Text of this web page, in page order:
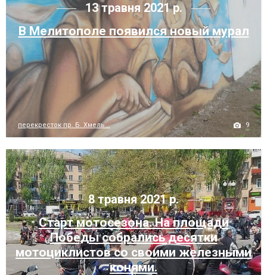
13 травня 2021 р.
В Мелитополе появился новый мурал
перекресток пр. Б. Хмель... 9
8 травня 2021 р.
Старт мотосезона. На площади
Победы собрались десятки
мотоциклистов со своими железными
конями.